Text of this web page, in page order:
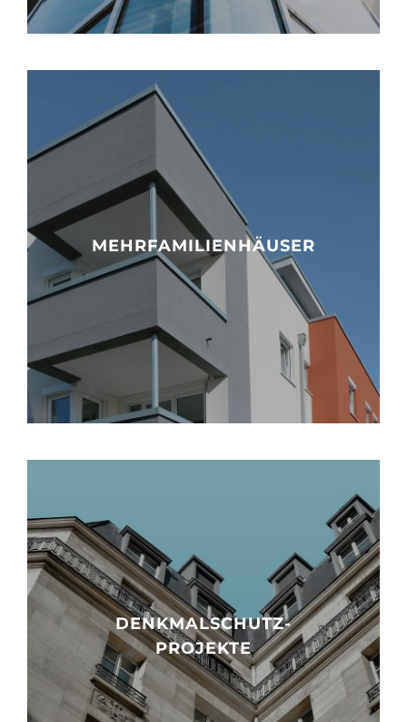
MEHRFAMILIENHÄUSER
DENKMALSCHUTZ-
PROJEKTE